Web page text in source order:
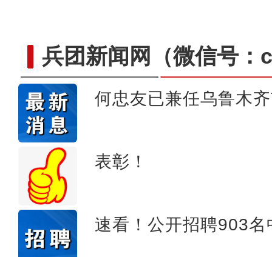
兵团新闻网 （微信号
何忠友已兼任乌鲁木
表彰！
速看！公开招聘903名